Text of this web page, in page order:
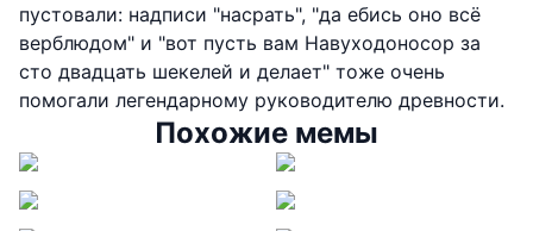
пустовали: надписи "насрать", "да ебись оно всё
верблюдом" и "вот пусть вам Навуходоносор за
сто двадцать шекелей и делает" тоже очень
помогали легендарному руководителю древности.
Похожие мемы